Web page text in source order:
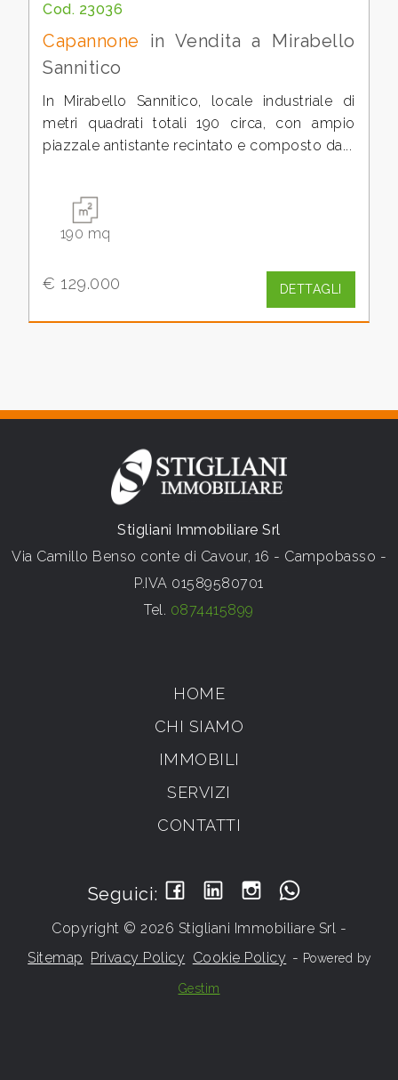
Cod. 23036
Capannone in Vendita a Mirabello
Sannitico
In Mirabello Sannitico, locale industriale di
metri quadrati totali 190 circa, con ampio
piazzale antistante recintato e composto da...
190 mq
€ 129.000 DETTAGLI
Stigliani Immobiliare Srl
Via Camillo Benso conte di Cavour, 16 - Campobasso -
P.IVA 01589580701
Tel. 0874415899
HOME
CHI SIAMO
IMMOBILI
SERVIZI
CONTATTI
Seguici:
Copyright © 2026 Stigliani Immobiliare Srl -
Sitemap Privacy Policy Cookie Policy - Powered by
Gestim